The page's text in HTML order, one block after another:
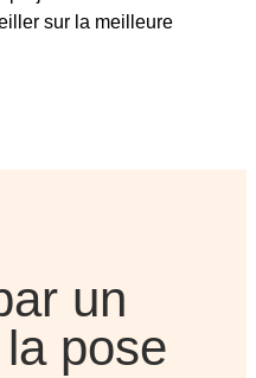
sur la meilleure
un
pose